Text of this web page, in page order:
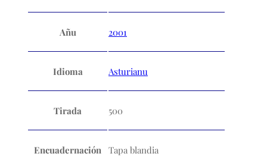
Añu 2001
Idioma Asturianu
Tirada 500
Encuadernación Tapa blandia